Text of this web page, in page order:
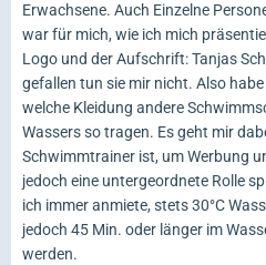
Erwachsene. Auch Einzelne
war für mich, wie ich mich
Logo und der Aufschrift: Tanjas
gefallen tun sie mir nicht. Also
welche Kleidung andere
Wassers so tragen. Es geht mir
Schwimmtrainer ist, um Werbung
jedoch eine untergeordnete Rolle
ich immer anmiete, stets 30°C
jedoch 45 Min. oder länger im
werden.